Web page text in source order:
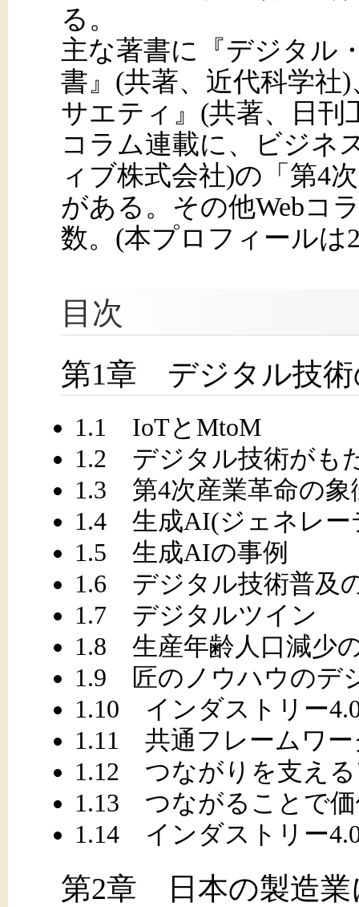
る。
主な著書に『デジタル
書』(共著、近代科学社
サエティ』(共著、日刊
コラム連載に、ビジネ
ィブ株式会社)の「第4
がある。その他Webコ
数。(本プロフィールは
目次
第1章 デジタル技術
1.1 IoTとMtoM
1.2 デジタル技術がも
1.3 第4次産業革命の象
1.4 生成AI(ジェネレー
1.5 生成AIの事例
1.6 デジタル技術普及
1.7 デジタルツイン
1.8 生産年齢人口減少
1.9 匠のノウハウのデ
1.10 インダストリー
1.11 共通フレームワー
1.12 つながりを支え
1.13 つながることで
1.14 インダストリー
第2章 日本の製造業